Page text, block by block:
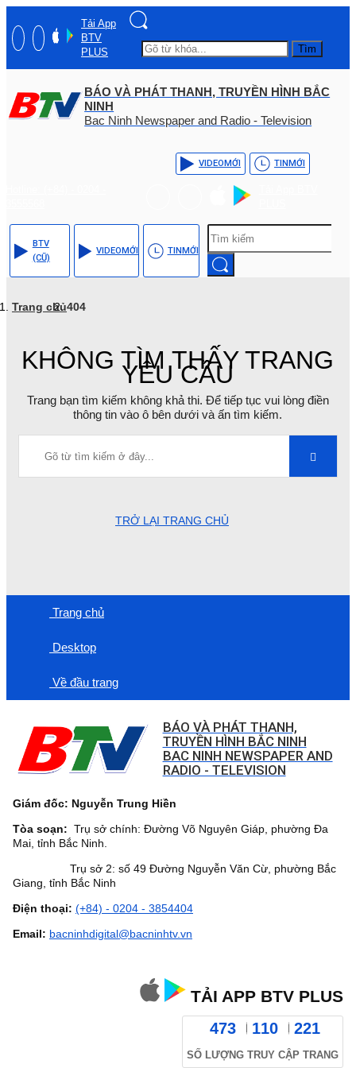
Tải App
BTV
PLUS
Tìm
BÁO VÀ PHÁT THANH, TRUYỀN HÌNH BẮC
NINH
Bac Ninh Newspaper and Radio - Television
VIDEOMỚI TINMỚI
BTV
(CŨ)
VIDEOMỚI TINMỚI
Trang chủ404
KHÔNG TÌM THẤY TRANG
YÊU CẦU
Trang bạn tìm kiếm không khả thi. Để tiếp tục vui lòng điền
thông tin vào ô bên dưới và ấn tìm kiếm.
TRỞ LẠI TRANG CHỦ
Trang chủ
Desktop
Về đầu trang
BÁO VÀ PHÁT THANH,
TRUYỀN HÌNH BẮC NINH
BAC NINH NEWSPAPER AND
RADIO - TELEVISION
Giám đốc: Nguyễn Trung Hiền
Tòa soạn: Trụ sở chính: Đường Võ Nguyên Giáp, phường Đa
Mai, tỉnh Bắc Ninh.
Trụ sở 2: số 49 Đường Nguyễn Văn Cừ, phường Bắc
Giang, tỉnh Bắc Ninh
Điện thoại: (+84) - 0204 - 3854404
Email: bacninhdigital@bacninhtv.vn
TẢI APP BTV PLUS
473 110 221
SỐ LƯỢNG TRUY CẬP TRANG